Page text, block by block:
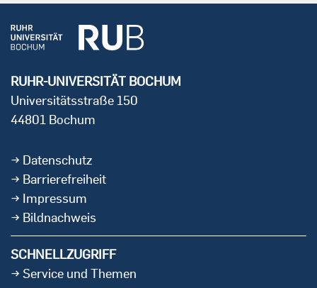
RUHR-UNIVERSITÄT BOCHUM
Universitätsstraße 150
44801 Bochum
Datenschutz
Barrierefreiheit
Impressum
Bildnachweis
SCHNELLZUGRIFF
Service und Themen